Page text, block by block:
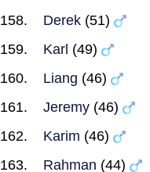
Derek (51)
Karl (49)
Liang (46)
Jeremy (46)
Karim (46)
Rahman (44)